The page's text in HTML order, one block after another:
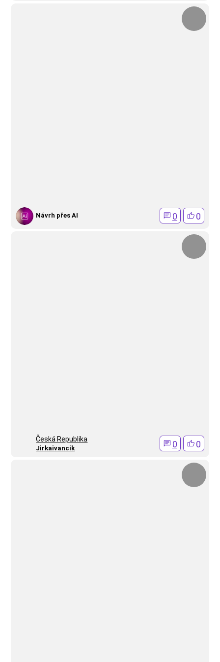
Návrh přes AI 0 0
Česká Republika
Jirkaivancik 0 0